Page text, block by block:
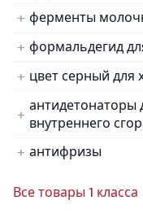
ферменты
формальдегид
цвет серный для
антидетонаторы
внутреннего
антифризы
Все товары 1